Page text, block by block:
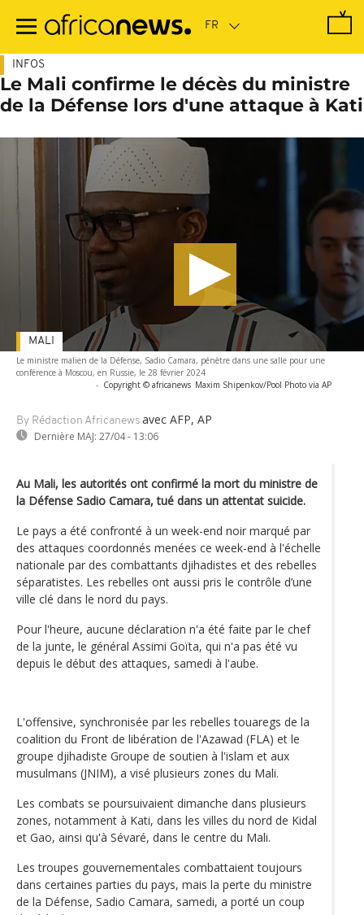
contenu
INFOS
Le Mali confirme le décès du ministre
de la Défense lors d'une attaque à Kati
Le ministre malien de la Défense, Sadio Camara, pénètre dans une salle pour une
conférence à Moscou, en Russie, le 28 février 2024
- Copyright © africanews Maxim Shipenkov/Pool Photo via AP
By Rédaction Africanews avec AFP, AP
Dernière MAJ: 27/04 - 13:06
MALI
Au Mali, les autorités ont confirmé la mort du ministre de
la Défense Sadio Camara, tué dans un attentat suicide.
Le pays a été confronté à un week-end noir marqué par
des attaques coordonnés menées ce week-end à l'échelle
nationale par des combattants djihadistes et des rebelles
séparatistes. Les rebelles ont aussi pris le contrôle d’une
ville clé dans le nord du pays.
Pour l'heure, aucune déclaration n'a été faite par le chef
de la junte, le général Assimi Goïta, qui n'a pas été vu
depuis le début des attaques, samedi à l'aube.
L'offensive, synchronisée par les rebelles touaregs de la
coalition du Front de libération de l'Azawad (FLA) et le
groupe djihadiste Groupe de soutien à l'islam et aux
musulmans (JNIM), a visé plusieurs zones du Mali.
Les combats se poursuivaient dimanche dans plusieurs
zones, notamment à Kati, dans les villes du nord de Kidal
et Gao, ainsi qu'à Sévaré, dans le centre du Mali.
Les troupes gouvernementales combattaient toujours
dans certaines parties du pays, mais la perte du ministre
de la Défense, Sadio Camara, samedi, a porté un coup